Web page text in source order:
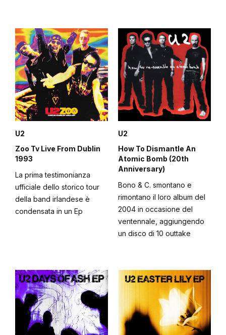
U2
Zoo Tv Live From Dublin
1993
La prima testimonianza
ufficiale dello storico tour
della band irlandese è
condensata in un Ep
U2
How To Dismantle An
Atomic Bomb (20th
Anniversary)
Bono & C. smontano e
rimontano il loro album del
2004 in occasione del
ventennale, aggiungendo
un disco di 10 outtake